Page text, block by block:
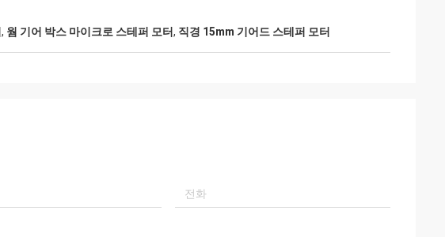
, 웜 기어 박스 마이크로 스테퍼 모터, 직경 15mm 기어드 스테퍼 모터